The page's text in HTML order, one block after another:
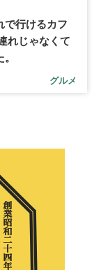
で行けるカフ
れじゃなくて
グルメ